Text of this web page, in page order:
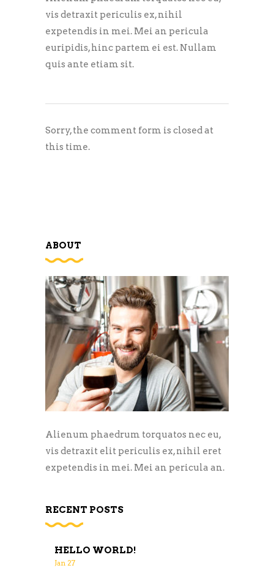
vis detraxit periculis ex, nihil
expetendis in mei. Mei an pericula
euripidis, hinc partem ei est. Nullam
quis ante etiam sit.
Sorry, the comment form is closed at
this time.
ABOUT
Alienum phaedrum torquatos nec eu,
vis detraxit elit periculis ex, nihil eret
expetendis in mei. Mei an pericula an.
RECENT POSTS
HELLO WORLD!
Jan 27